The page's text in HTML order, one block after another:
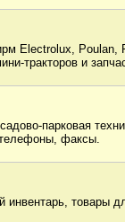
Electrolux, Poulan,
тракторов и
парковая
факсы.
инвентарь, товары